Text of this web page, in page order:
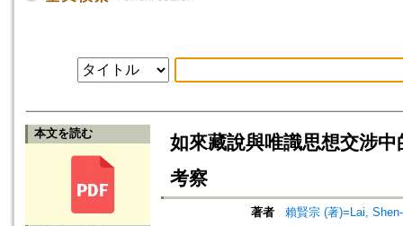
本文を読む
如來藏說與唯識思想交涉
考察
著者
賴賢宗 (著)=Lai,